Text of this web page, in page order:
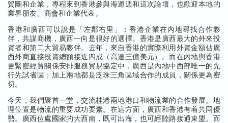
貿團和企業，專程來到香港參與海運週和這次論壇，也歡迎本地的
業界朋友、商會和企業代表。
香港和廣西可以說是「左鄰右里」；香港企業在內地尋找合作夥
伴，共謀商機，廣西一向是很好的選擇。香港是廣西最大的外來投
資者和第二大貿易夥伴。去年，來自香港的實際利用外資金額佔廣
西外商直接投資總額接近四成（高達三億美元）。而在內地與香港
更緊密經貿關係安排服務貿易協定中，廣西是內地中西部唯一的先
行先試省區；加上兩地都是泛珠三角區域合作的成員，關係更為密
切。
今天，我們聚首一堂，交流桂港兩地港口和物流業的合作發展。地
理位置是物流的重要成功要素。在這方面，廣西和香港有着共同優
勢。廣西位處國家的大西南，既可出海，也可經陸路接通東盟。而